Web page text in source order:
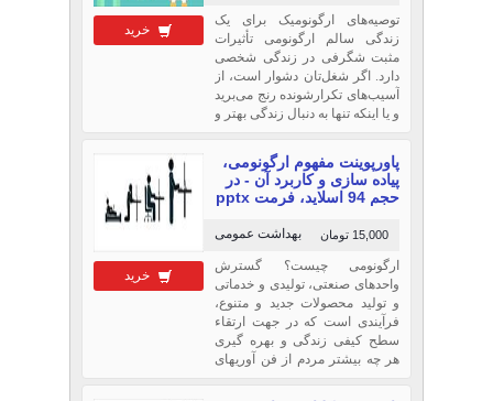
خرید
توصیه‌های ارگونومیک برای یک
زندگی سالم ارگونومی تأثیرات
مثبت شگرفی در زندگی شخصی
دارد. اگر شغل‌تان دشوار است، از
آسیب‌های تکرارشونده رنج می‌برید
و یا اینکه تنها به دنبال زندگی بهتر و
شما کمک خواهند کرد.
خرید
پاورپوینت مفهوم ارگونومی،
پیاده سازی و کاربرد آن - در
حجم 94 اسلاید، فرمت pptx
بهداشت عمومی 15,000 تومان
ارگونومی چیست؟ گسترش
واحدهای صنعتی، تولیدی و خدماتی
و تولید محصولات جدید و متنوع،
فرآیندی است كه در جهت ارتقاء
سطح كیفی زندگی و بهره گیری
هر چه بیشتر مردم از فن آوریهای
بردارد ولیكن در انجام فعالیتهای